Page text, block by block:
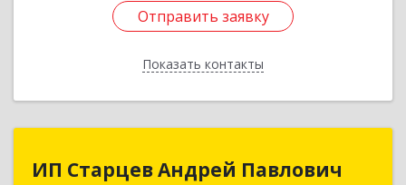
Отправить заявку
Показать контакты
Отправить заявку
Назад
ИП Старцев Андрей Павлович
ИП Старцев Андрей Павлович